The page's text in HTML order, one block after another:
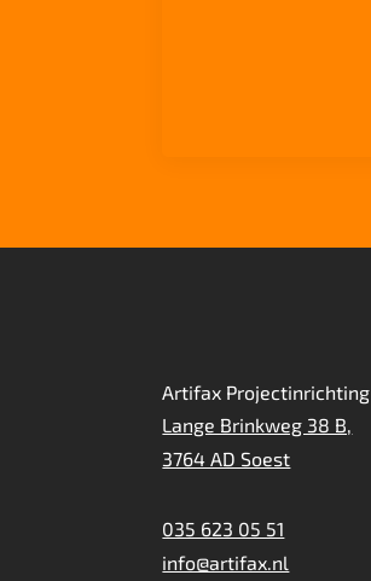
Artifax Projectinrichting
Lange Brinkweg 38 B,
3764 AD Soest
035 623 05 51
info@artifax.nl